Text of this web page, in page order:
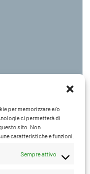
per memorizzare e/o
ci permetterà di
sito. Non
caratteristiche e funzioni.
Sempre attivo